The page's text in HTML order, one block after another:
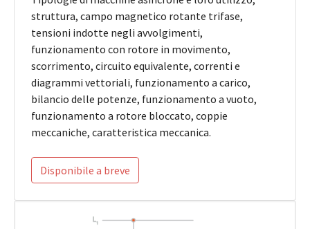
struttura, campo magnetico rotante trifase,
tensioni indotte negli avvolgimenti,
funzionamento con rotore in movimento,
scorrimento, circuito equivalente, correnti e
diagrammi vettoriali, funzionamento a carico,
bilancio delle potenze, funzionamento a vuoto,
funzionamento a rotore bloccato, coppie
meccaniche, caratteristica meccanica.
Disponibile a breve